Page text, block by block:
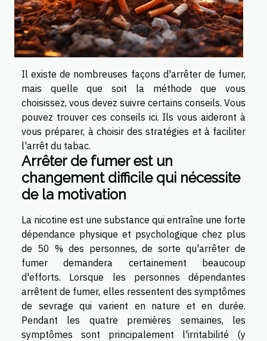
Il existe de nombreuses façons d'arrêter de fumer,
mais quelle que soit la méthode que vous
choisissez, vous devez suivre certains conseils. Vous
pouvez trouver ces conseils ici. Ils vous aideront à
vous préparer, à choisir des stratégies et à faciliter
l'arrêt du tabac.
Arrêter de fumer est un
changement difficile qui nécessite
de la motivation
La nicotine est une substance qui entraîne une forte
dépendance physique et psychologique chez plus
de 50 % des personnes, de sorte qu'arrêter de
fumer demandera certainement beaucoup
d'efforts. Lorsque les personnes dépendantes
arrêtent de fumer, elles ressentent des symptômes
de sevrage qui varient en nature et en durée.
Pendant les quatre premières semaines, les
symptômes sont principalement l'irritabilité (y